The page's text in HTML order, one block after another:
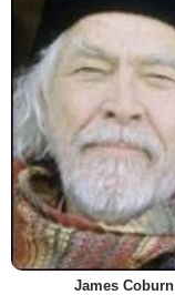
James Coburn